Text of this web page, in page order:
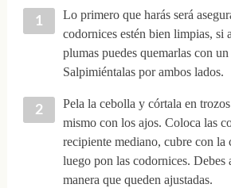
Lo primero que harás será
codornices estén bien limpias, si
plumas puedes quemarlas con
Salpimiéntalas por ambos lados.
Pela la cebolla y córtala en
mismo con los ajos. Coloca las
recipiente mediano, cubre con la
luego pon las codornices. Debes
manera que queden ajustadas.